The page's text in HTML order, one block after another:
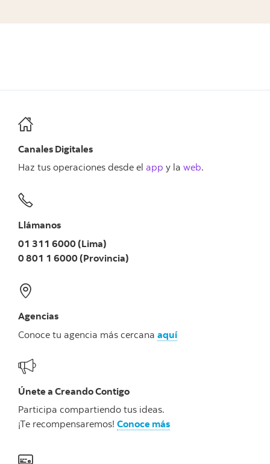
Canales Digitales
Haz tus operaciones desde el app y la web.
Llámanos
01 311 6000 (Lima)
0 801 1 6000 (Provincia)
Agencias
Conoce tu agencia más cercana aquí
Únete a Creando Contigo
Participa compartiendo tus ideas.
¡Te recompensaremos! Conoce más